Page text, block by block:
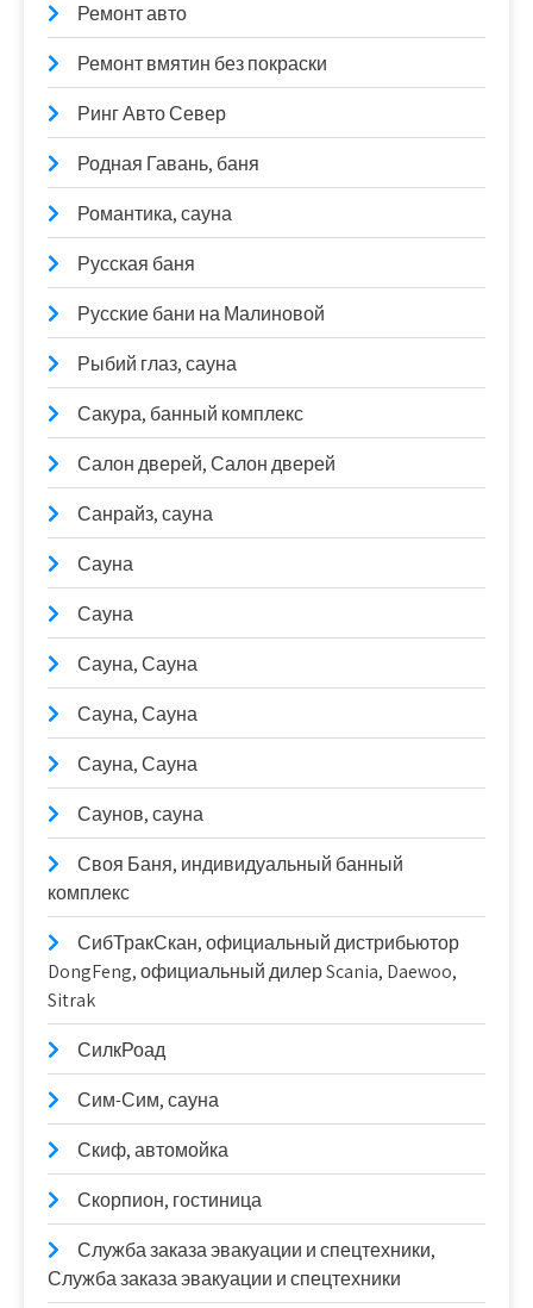
Ремонт авто
Ремонт вмятин без покраски
Ринг Авто Север
Родная Гавань, баня
Романтика, сауна
Русская баня
Русские бани на Малиновой
Рыбий глаз, сауна
Сакура, банный комплекс
Салон дверей, Салон дверей
Санрайз, сауна
Сауна
Сауна
Сауна, Сауна
Сауна, Сауна
Сауна, Сауна
Саунов, сауна
Своя Баня, индивидуальный банный
комплекс
СибТракСкан, официальный дистрибьютор
DongFeng, официальный дилер Scania, Daewoo,
Sitrak
СилкРоад
Сим-Сим, сауна
Скиф, автомойка
Скорпион, гостиница
Служба заказа эвакуации и спецтехники,
Служба заказа эвакуации и спецтехники